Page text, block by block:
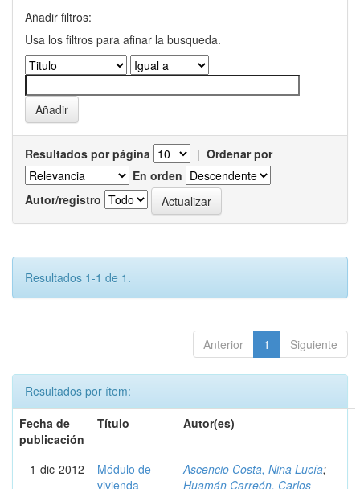
Añadir filtros:
Usa los filtros para afinar la busqueda.
Resultados por página | Ordenar por
En orden
Autor/registro
Resultados 1-1 de 1.
Anterior 1 Siguiente
Resultados por ítem:
Fecha de
publicación
Título Autor(es)
1-dic-2012
Módulo de
vivienda
Ascencio Costa, Nina Lucía;
Huamán Carreón, Carlos